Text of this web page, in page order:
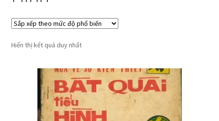
Hiển thị kết quả duy nhất